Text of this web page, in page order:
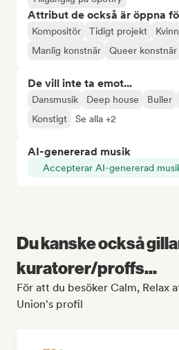
Attribut de också är öppna
Kompositör Tidigt projekt
Manlig konstnär
Queer konstnär
De vill inte ta emot...
Dansmusik Deep house Buller
Konstigt
Se alla +2
AI-genererad musik
Accepterar AI-genererad
Du kanske också
kuratorer/proffs...
För att du besöker Calm, Relax
Union's profil